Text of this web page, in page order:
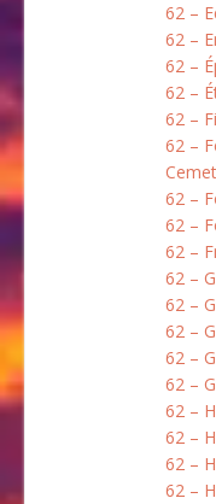
62 –
62 –
62 –
62 –
62 –
62 –
62 –
62 –
62 –
62 –
62 –
62 –
62 –
62 –
62 –
62 –
62 –
62 –